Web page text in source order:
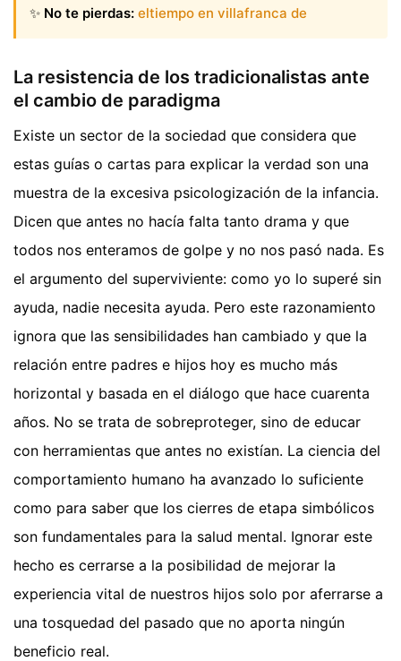
✨ No te pierdas: eltiempo en villafranca de
La resistencia de los tradicionalistas ante
el cambio de paradigma
Existe un sector de la sociedad que considera que
estas guías o cartas para explicar la verdad son una
muestra de la excesiva psicologización de la infancia.
Dicen que antes no hacía falta tanto drama y que
todos nos enteramos de golpe y no nos pasó nada. Es
el argumento del superviviente: como yo lo superé sin
ayuda, nadie necesita ayuda. Pero este razonamiento
ignora que las sensibilidades han cambiado y que la
relación entre padres e hijos hoy es mucho más
horizontal y basada en el diálogo que hace cuarenta
años. No se trata de sobreproteger, sino de educar
con herramientas que antes no existían. La ciencia del
comportamiento humano ha avanzado lo suficiente
como para saber que los cierres de etapa simbólicos
son fundamentales para la salud mental. Ignorar este
hecho es cerrarse a la posibilidad de mejorar la
experiencia vital de nuestros hijos solo por aferrarse a
una tosquedad del pasado que no aporta ningún
beneficio real.